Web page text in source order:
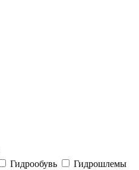
Гидрообувь Гидрошлемы